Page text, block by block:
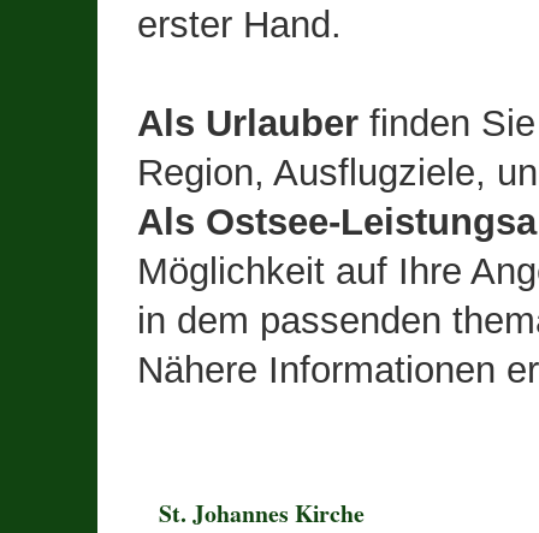
erster Hand.
Als Urlauberfinden Sie
Region, Ausflugziele,
Als Ostsee-
Möglichkeit auf Ihre
in dem passenden
Nähere Informationen
St. Johannes Kirche